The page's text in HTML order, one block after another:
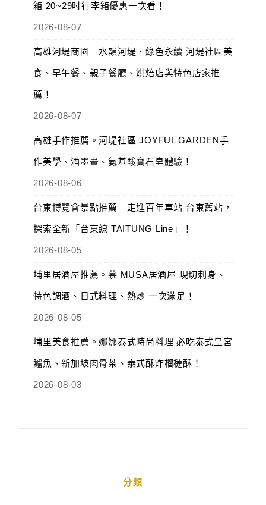
箱 20~29吋行李箱優惠一次看！
2026-08-07
高雄河堤商圈｜水韻河堤‧綠色永續 河堤社區美
食、早午餐、親子餐廳、烘焙店與特色店家推
薦！
2026-08-07
高雄手作推薦。河堤社區 JOYFUL GARDEN手
作美學、酒墨畫、氨基酸寶石皂體驗！
2026-08-06
台東博覽會景點推薦｜走進百年車站 台東舊站，
探索全新「台東線 TAITUNG Line」！
2026-08-05
埔里居酒屋推薦。慕 MUSA居酒屋 現切刺身、
特色調酒、日式料理、熱炒 一次滿足！
2026-08-05
埔里美食推薦。娜娜泰式時尚料理 必吃泰式皇宮
鱸魚、新加坡肉骨茶、泰式酥炸榴槤酥！
2026-08-03
分類